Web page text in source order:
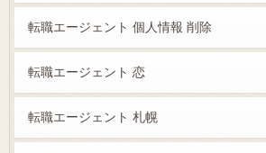
転職エージェント 個人情報 削除
転職エージェント 恋
転職エージェント 札幌